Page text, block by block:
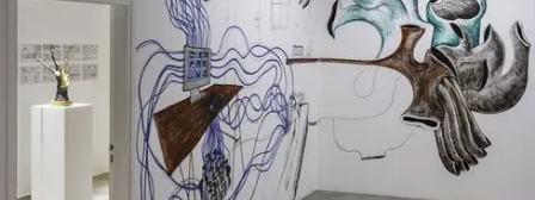
SERVICES
CRÉER SON CATALOGUE RAISONNÉ
ABONNEMENTS DÉDIÉS AUX GALERISTES
CRÉER SON SITE ARTISTE